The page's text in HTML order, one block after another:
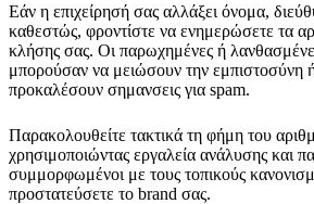
Εάν η επιχείρησή σας αλλάξει όνομα,
καθεστώς, φροντίστε να ενημερώσετε τα
κλήσης σας. Οι παρωχημένες ή
μπορούσαν να μειώσουν την εμπιστοσύνη
προκαλέσουν σημανσεις για spam.
Παρακολουθείτε τακτικά τη φήμη του
χρησιμοποιώντας εργαλεία ανάλυσης και
συμμορφωμένοι με τους τοπικούς
προστατεύσετε το brand σας.